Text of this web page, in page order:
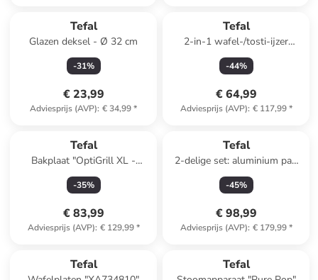
Tefal
Glazen deksel - Ø 32 cm
-31%
€ 23,99
Adviesprijs (AVP): € 34,99*
Tefal
2-in-1 wafel-/tosti-ijzer
"Snack Time" zwart
-44%
€ 64,99
Adviesprijs (AVP): € 117,99*
Tefal
Bakplaat "OptiGrill XL -
XA7358" zwart
-35%
€ 83,99
Adviesprijs (AVP): € 129,99*
Tefal
2-delige set: aluminium pan
met deksel "Trattoria" - Ø 28
cm
-45%
€ 98,99
Adviesprijs (AVP): € 179,99*
Tefal Tefal